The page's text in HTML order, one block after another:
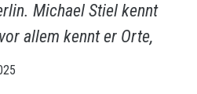
Michael Stiel kennt
allem kennt er Orte,